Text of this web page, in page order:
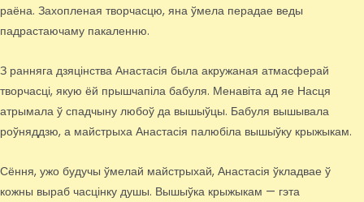
раёна. Захопленая творчасцю, яна ўмела перадае веды
падрастаючаму пакаленню.
З ранняга дзяцінства Анастасія была акружаная атмасферай
творчасці, якую ёй прышчапіла бабуля. Менавіта ад яе Насця
атрымала ў спадчыну любоў да вышыўцы. Бабуля вышывала
роўняддзю, а майстрыха Анастасія палюбіла вышыўку крыжыкам.
Сёння, ужо будучы ўмелай майстрыхай, Анастасія ўкладвае ў
кожны выраб часцінку душы. Вышыўка крыжыкам — гэта